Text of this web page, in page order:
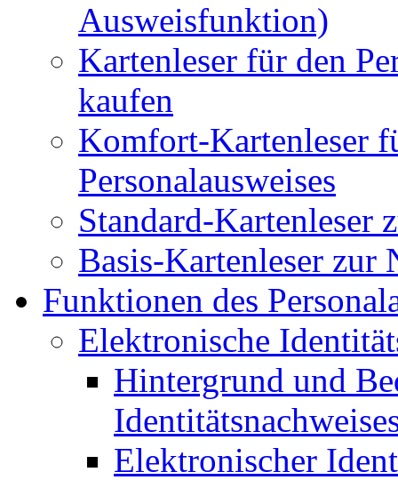
Ausweisfunktion)
Kartenleser für den
kaufen
Komfort-Kartenleser
Personalausweises
Standard-Kartenleser
Basis-Kartenleser
Funktionen des
Elektronische
Hintergrund und
Elektronischer